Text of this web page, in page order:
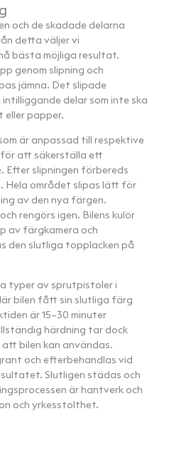
och de skadade delarna
detta väljer vi
bästa möjliga resultat.
genom slipning och
jämna. Det slipade
delar som inte ska
eller papper.
är anpassad till respektive
för att säkerställa ett
slipningen förbereds
Hela området slipas lätt för
av den nya färgen.
rengörs igen. Bilens kulör
av färgkamera och
den slutliga topplacken på
typer av sprutpistoler i
bilen fått sin slutliga färg
är 15–30 minuter
härdning tar dock
bilen kan användas.
och efterbehandlas vid
Slutligen städas och
är hantverk och
och yrkesstolthet.